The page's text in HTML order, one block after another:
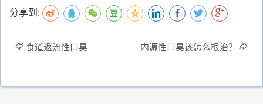
分享到:
食道返流性口臭 内源性口臭该怎么根治？